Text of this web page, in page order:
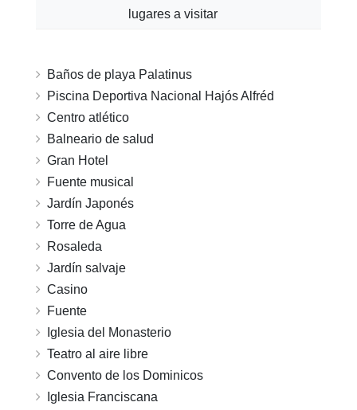
lugares a visitar
Baños de playa Palatinus
Piscina Deportiva Nacional Hajós Alfréd
Centro atlético
Balneario de salud
Gran Hotel
Fuente musical
Jardín Japonés
Torre de Agua
Rosaleda
Jardín salvaje
Casino
Fuente
Iglesia del Monasterio
Teatro al aire libre
Convento de los Dominicos
Iglesia Franciscana